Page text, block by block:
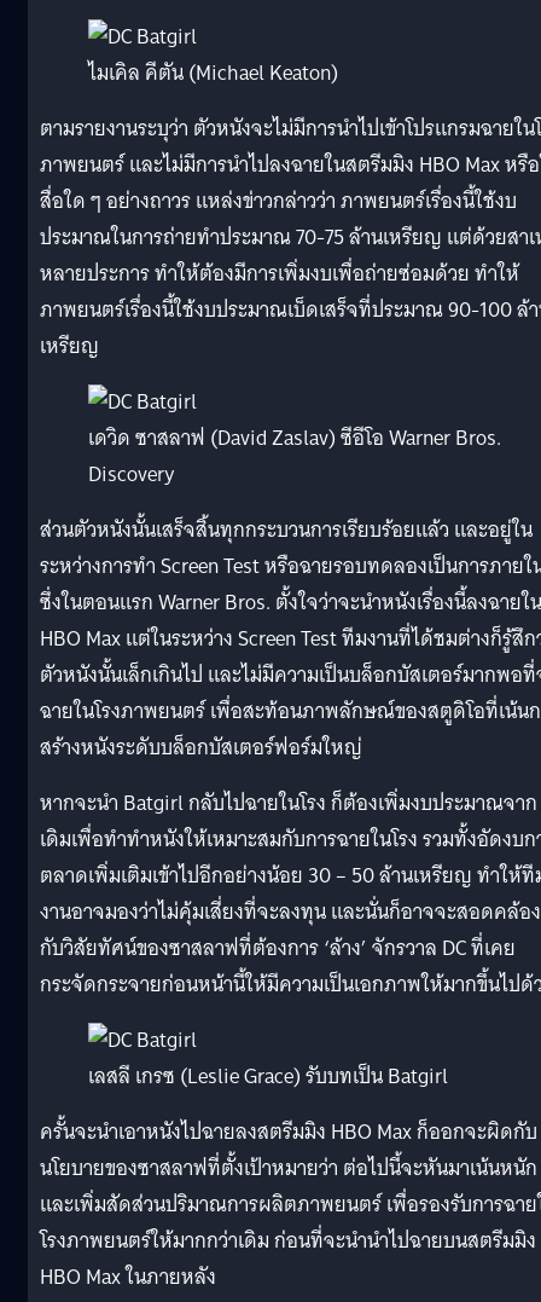
ไมเคิล คีตัน (Michael Keaton)
ตามรายงานระบุว่า ตัวหนังจะไม่มีการนำไปเข้าโปรแกรมฉายใน
ภาพยนตร์ และไม่มีการนำไปลงฉายในสตรีมมิง HBO Max หรื
สื่อใด ๆ อย่างถาวร แหล่งข่าวกล่าวว่า ภาพยนตร์เรื่องนี้ใช้งบ
ประมาณในการถ่ายทำประมาณ 70-75 ล้านเหรียญ แต่ด้วยสา
หลายประการ ทำให้ต้องมีการเพิ่มงบเพื่อถ่ายซ่อมด้วย ทำให้
ภาพยนตร์เรื่องนี้ใช้งบประมาณเบ็ดเสร็จที่ประมาณ 90-100 ล้
เหรียญ
เดวิด ซาสลาฟ (David Zaslav) ซีอีโอ Warner Bros.
Discovery
ส่วนตัวหนังนั้นเสร็จสิ้นทุกกระบวนการเรียบร้อยแล้ว และอยู่ใน
ระหว่างการทำ Screen Test หรือฉายรอบทดลองเป็นการภายใ
ซึ่งในตอนแรก Warner Bros. ตั้งใจว่าจะนำหนังเรื่องนี้ลงฉายใน
HBO Max แต่ในระหว่าง Screen Test ทีมงานที่ได้ชมต่างก็รู้สึก
ตัวหนังนั้นเล็กเกินไป และไม่มีความเป็นบล็อกบัสเตอร์มากพอ
ฉายในโรงภาพยนตร์ เพื่อสะท้อนภาพลักษณ์ของสตูดิโอที่เน้น
สร้างหนังระดับบล็อกบัสเตอร์ฟอร์มใหญ่
หากจะนำ Batgirl กลับไปฉายในโรง ก็ต้องเพิ่มงบประมาณจาก
เดิมเพื่อทำทำหนังให้เหมาะสมกับการฉายในโรง รวมทั้งอัดงบก
ตลาดเพิ่มเติมเข้าไปอีกอย่างน้อย 30 – 50 ล้านเหรียญ ทำให้
งานอาจมองว่าไม่คุ้มเสี่ยงที่จะลงทุน และนั่นก็อาจจะสอดคล้อง
กับวิสัยทัศน์ของซาสลาฟที่ต้องการ ‘ล้าง’ จักรวาล DC ที่เคย
กระจัดกระจายก่อนหน้านี้ให้มีความเป็นเอกภาพให้มากขึ้นไปด้
เลสลี เกรซ (Leslie Grace) รับบทเป็น Batgirl
ครั้นจะนำเอาหนังไปฉายลงสตรีมมิง HBO Max ก็ออกจะผิดกับ
นโยบายของซาสลาฟที่ตั้งเป้าหมายว่า ต่อไปนี้จะหันมาเน้นหนัก
และเพิ่มสัดส่วนปริมาณการผลิตภาพยนตร์ เพื่อรองรับการฉา
โรงภาพยนตร์ให้มากกว่าเดิม ก่อนที่จะนำนำไปฉายบนสตรีมมิง
HBO Max ในภายหลัง